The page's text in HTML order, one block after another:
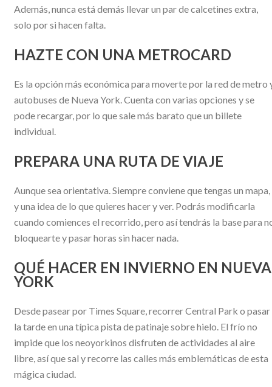
Además, nunca está demás llevar un par de calcetines extra,
solo por si hacen falta.
HAZTE CON UNA METROCARD
Es la opción más económica para moverte por la red de metro
autobuses de Nueva York. Cuenta con varias opciones y se
pode recargar, por lo que sale más barato que un billete
individual.
PREPARA UNA RUTA DE VIAJE
Aunque sea orientativa. Siempre conviene que tengas un mapa,
y una idea de lo que quieres hacer y ver. Podrás modificarla
cuando comiences el recorrido, pero así tendrás la base para
bloquearte y pasar horas sin hacer nada.
QUÉ HACER EN INVIERNO EN NUEVA
YORK
Desde pasear por Times Square, recorrer Central Park o pasar
la tarde en una típica pista de patinaje sobre hielo. El frío no
impide que los neoyorkinos disfruten de actividades al aire
libre, así que sal y recorre las calles más emblemáticas de esta
mágica ciudad.